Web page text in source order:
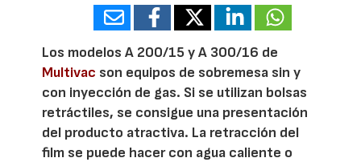
Los modelos A 200/15 y A 300/16 de
Multivac son equipos de sobremesa sin y
con inyección de gas. Si se utilizan bolsas
retráctiles, se consigue una presentación
del producto atractiva. La retracción del
film se puede hacer con agua caliente o